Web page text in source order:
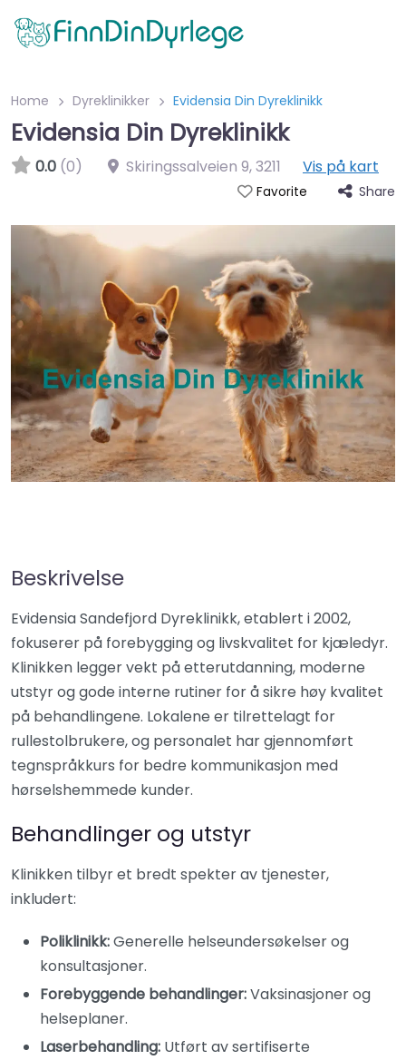
Home Dyreklinikker Evidensia Din Dyreklinikk
Evidensia Din Dyreklinikk
0.0 (0) Skiringssalveien 9,3211 Vis på kart
Favorite Share
Beskrivelse
Evidensia Sandefjord Dyreklinikk, etablert i 2002,
fokuserer på forebygging og livskvalitet for kjæledyr.
Klinikken legger vekt på etterutdanning, moderne
utstyr og gode interne rutiner for å sikre høy kvalitet
på behandlingene. Lokalene er tilrettelagt for
rullestolbrukere, og personalet har gjennomført
tegnspråkkurs for bedre kommunikasjon med
hørselshemmede kunder.
Behandlinger og utstyr
Klinikken tilbyr et bredt spekter av tjenester,
inkludert:
Poliklinikk:Generelle helseundersøkelser og
konsultasjoner.​
Forebyggende behandlinger:Vaksinasjoner og
helseplaner.​
Laserbehandling: Utført av sertifiserte